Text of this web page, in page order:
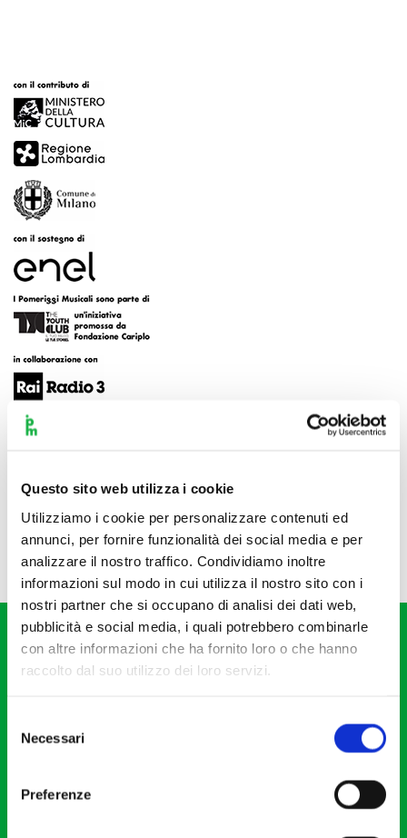
Questo sito web utilizza i cookie
Utilizziamo i cookie per personalizzare contenuti ed
annunci, per fornire funzionalità dei social media e per
analizzare il nostro traffico. Condividiamo inoltre
informazioni sul modo in cui utilizza il nostro sito con i
nostri partner che si occupano di analisi dei dati web,
pubblicità e social media, i quali potrebbero combinarle
con altre informazioni che ha fornito loro o che hanno
raccolto dal suo utilizzo dei loro servizi.
delNecessari
Preferenze
Fondazione I Pomeriggi Musicali
Partita Iva 04410060158